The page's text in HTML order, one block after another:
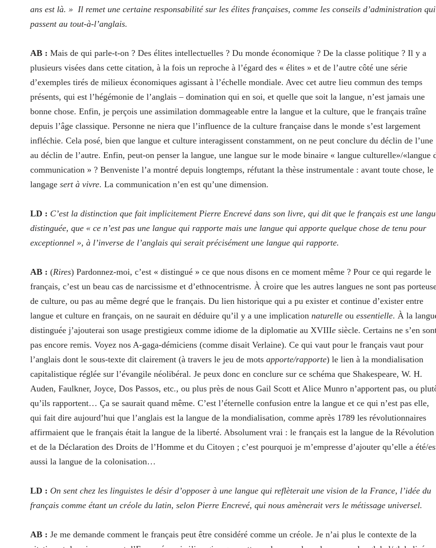
ans est là. » Il remet une certaine responsabilité sur les élites françaises, comme les conseils d’administration qui
passent au tout-à‑l’anglais.
AB : Mais de qui parle-t-on ? Des élites intellectuelles ? Du monde économique ? De la classe politique ? Il y a
plusieurs visées dans cette citation, à la fois un reproche à l’égard des « élites » et de l’autre côté une série
d’exemples tirés de milieux économiques agissant à l’échelle mondiale. Avec cet autre lieu commun des temps
présents, qui est l’hégémonie de l’anglais – domination qui en soi, et quelle que soit la langue, n’est jamais une
bonne chose. Enfin, je perçois une assimilation dommageable entre la langue et la culture, que le français traîne
depuis l’âge classique. Personne ne niera que l’influence de la culture française dans le monde s’est largement
infléchie. Cela posé, bien que langue et culture interagissent constamment, on ne peut conclure du déclin de l’une
au déclin de l’autre. Enfin, peut-on penser la langue, une langue sur le mode binaire « langue culturelle»/«langue
communication » ? Benveniste l’a montré depuis longtemps, réfutant la thèse instrumentale : avant toute chose, le
langage sert à vivre. La communication n’en est qu’une dimension.
LD : C’est la distinction que fait implicitement Pierre Encrevé dans son livre, qui dit que le français est une
distinguée, que « ce n’est pas une langue qui rapporte mais une langue qui apporte quelque chose de tenu pour
exceptionnel », à l’inverse de l’anglais qui serait précisément une langue qui rapporte.
AB : (Rires) Pardonnez-moi, c’est « distingué » ce que nous disons en ce moment même ? Pour ce qui regarde le
français, c’est un beau cas de narcissisme et d’ethnocentrisme. À croire que les autres langues ne sont pas
de culture, ou pas au même degré que le français. Du lien historique qui a pu exister et continue d’exister entre
langue et culture en français, on ne saurait en déduire qu’il y a une implication naturelle ou essentielle. À la
distinguée j’ajouterai son usage prestigieux comme idiome de la diplomatie au XVIIIe siècle. Certains ne s’en
pas encore remis. Voyez nos A‑gaga-démiciens (comme disait Verlaine). Ce qui vaut pour le français vaut pour
l’anglais dont le sous-texte dit clairement (à travers le jeu de mots apporte/rapporte) le lien à la mondialisation
capitalistique réglée sur l’évangile néolibéral. Je peux donc en conclure sur ce schéma que Shakespeare, W. H.
Auden, Faulkner, Joyce, Dos Passos, etc., ou plus près de nous Gail Scott et Alice Munro n’apportent pas, ou
qu’ils rapportent… Ça se saurait quand même. C’est l’éternelle confusion entre la langue et ce qui n’est pas elle,
qui fait dire aujourd’hui que l’anglais est la langue de la mondialisation, comme après 1789 les révolutionnaires
affirmaient que le français était la langue de la liberté. Absolument vrai : le français est la langue de la Révolution
et de la Déclaration des Droits de l’Homme et du Citoyen ; c’est pourquoi je m’empresse d’ajouter qu’elle a été/
aussi la langue de la colonisation…
LD : On sent chez les linguistes le désir d’opposer à une langue qui reflèterait une vision de la France, l’idée du
français comme étant un créole du latin, selon Pierre Encrevé, qui nous amènerait vers le métissage universel.
AB : Je me demande comment le français peut être considéré comme un créole. Je n’ai plus le contexte de la